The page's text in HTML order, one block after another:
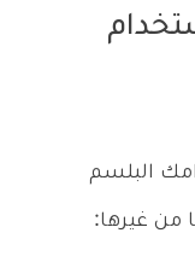
البلسم
من غيرها: